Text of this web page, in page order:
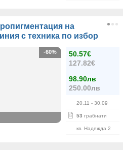
на
с техника по избор
50.57€
127.82€
98.90лв
250.00лв
20.11 - 30.09
53 грабнати
кв. Надежда 2
-60%